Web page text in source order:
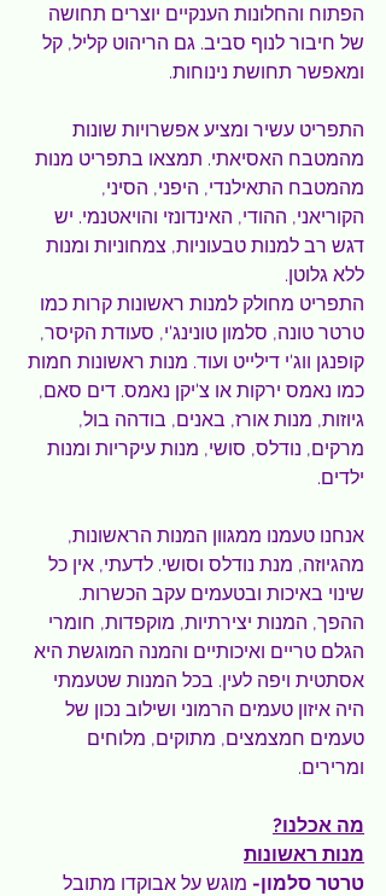
הפתוח והחלונות הענקיים יוצרים תחושה
של חיבור לנוף סביב. גם הריהוט קליל, קל
ומאפשר תחושת נינוחות.
התפריט עשיר ומציע אפשרויות שונות
מהמטבח האסיאתי. תמצאו בתפריט מנות
מהמטבח התאילנדי, היפני, הסיני,
הקוריאני, ההודי, האינדונזי והויאטנמי. יש
דגש רב למנות טבעוניות, צמחוניות ומנות
ללא גלוטן.
התפריט מחולק למנות ראשונות קרות כמו
טרטר טונה, סלמון טונינג'י, סעודת הקיסר,
קופנגן ווג'י דילייט ועוד. מנות ראשונות חמות
כמו נאמס ירקות או צ'יקן נאמס. דים סאם,
גיוזות, מנות אורז, באנים, בודהה בול,
מרקים, נודלס, סושי, מנות עיקריות ומנות
ילדים.
אנחנו טעמנו ממגוון המנות הראשונות,
מהגיוזה, מנת נודלס וסושי. לדעתי, אין כל
שינוי באיכות ובטעמים עקב הכשרות.
ההפך, המנות יצירתיות, מוקפדות, חומרי
הגלם טריים ואיכותיים והמנה המוגשת היא
אסתטית ויפה לעין. בכל המנות שטעמתי
היה איזון טעמים הרמוני ושילוב נכון של
טעמים חמצמצים, מתוקים, מלוחים
ומרירים.
מה אכלנו?
מנות ראשונות
טרטר סלמון- מוגש על אבוקדו מתובל